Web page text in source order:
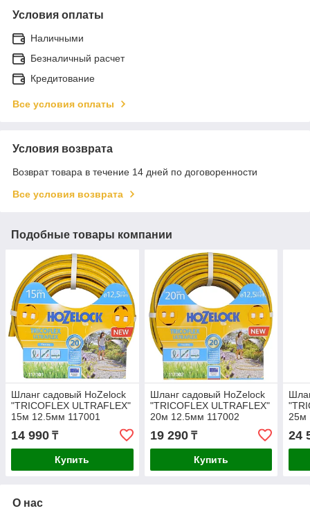
Условия оплаты
Наличными
Безналичный расчет
Кредитование
Все условия оплаты
Условия возврата
Возврат товара в течение 14 дней по договоренности
Все условия возврата
Подобные товары компании
Шланг садовый HoZelock
"TRICOFLEX ULTRAFLEX"
15м 12.5мм 117001
14 990 ₸
Купить
Шланг садовый HoZelock
"TRICOFLEX ULTRAFLEX"
20м 12.5мм 117002
19 290₸
Купить
25м
24
О нас